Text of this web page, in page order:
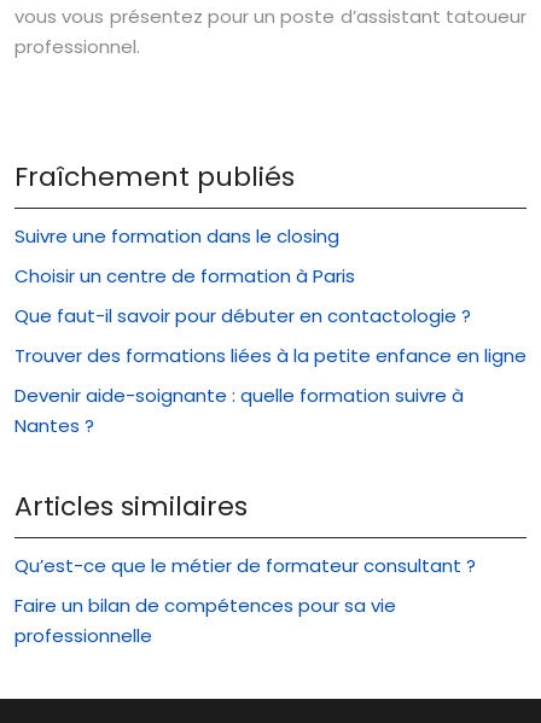
vous vous présentez pour un poste d’assistant tatoueur
professionnel.
Fraîchement publiés
Suivre une formation dans le closing
Choisir un centre de formation à Paris
Que faut-il savoir pour débuter en contactologie ?
Trouver des formations liées à la petite enfance en ligne
Devenir aide-soignante : quelle formation suivre à
Nantes ?
Articles similaires
Qu’est-ce que le métier de formateur consultant ?
Faire un bilan de compétences pour sa vie
professionnelle